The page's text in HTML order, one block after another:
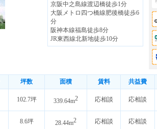
京阪中之島線渡辺橋徒歩1分
大阪メトロ四つ橋線肥後橋徒歩6
分
阪神本線福島徒歩8分
JR東西線北新地徒歩10分
坪数 面積 賃料 共益費
102.7坪 339.64m2 応相談 応相談
8.6坪 28.44m2 応相談 応相談